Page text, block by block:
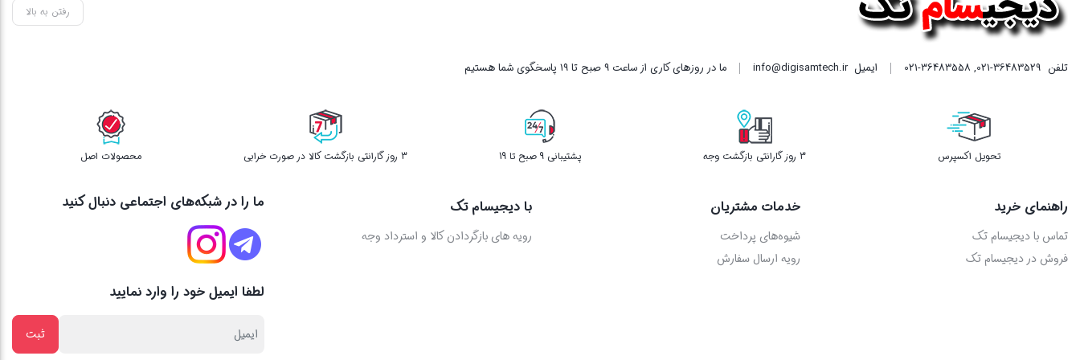
رفتن به بالا
تلفن 021-36483529
,
021-36483558 ایمیلinfo@digisamtech.ir ما در روزهای کاری از ساعت ۹ صبح تا ۱۹ پاسخگوی شما هستیم
تحویل اکسپرس 3 روز گارانتی بازگشت وجه پشتیبانی 9 صبح تا 19 3 روز گارانتی بازگشت کالا در صورت خرابی محصولات اصل
راهنمای خرید
تماس با دیجیسام تک
فروش در دیجیسام تک
خدمات مشتریان
شیوه‌های پرداخت
رویه ارسال سفارش
با دیجیسام تک
رویه های بازگردادن کالا و استرداد وجه
ما را در شبکه‌های اجتماعی دنبال کنید
لطفا ایمیل خود را وارد نمایید